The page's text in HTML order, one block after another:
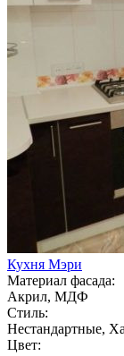
Кухня Мэри
Материал фасада:
Акрил, МДФ
Стиль:
Нестандартные,
Цвет: